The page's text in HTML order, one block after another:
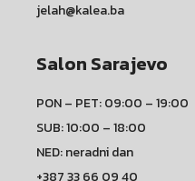
jelah@kalea.ba
Salon Sarajevo
PON – PET: 09:00 – 19:00
SUB: 10:00 – 18:00
NED: neradni dan
+387 33 66 09 40